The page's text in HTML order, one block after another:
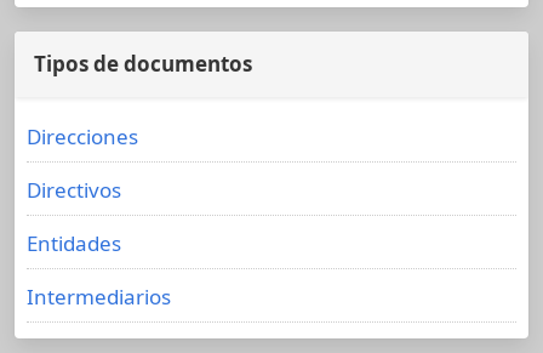
Tipos de documentos
Direcciones
Directivos
Entidades
Intermediarios